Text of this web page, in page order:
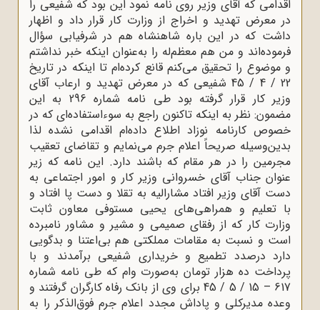
اقدامی که آقای وزیر روی نامه نمود این بود که شفیعی را
در معرض تهدید و اخراج از وزارت کار قرار داد و اظهار
داشت که در این باره شاهنشاه هم در شرفیابی سؤال
فرموده‌اند و من هم معظم‌له را به‌عنوان اینکه خبر نداشتم
و موضوع را تحقیق می‌کنم قانع کرده‌ام تا اینکه در تاریخ
22 / 4 / 45 شفیعی که در معرض تهدید و ارعاب آقای
وزیر کار قرار گرفته بود طی نامه شماره 296 به این
مضمون: نظر به اینکه تاکنون راجع به سوءاستفاده‌ای که در
خصوص کارنامه نوزاد اطلاع داده‌ام اقدامی نشده لذا
بدین‌وسیله صریحاً اعلام جرم می‌نمایم و تقاضای تعقیب
مجرمین را در هر مقام که باشند دارد. این نامه که زیر
عنوان جناب آقای خسروانی وزیر کار و امور اجتماعی به
دست آقای وزیر افتاد مشارالیه به تقلا و دست پا افتاد و
با تعلیم و همراهی‌های یحیی مستوفی معاون ثابت
وزارت کار که از رفقای صمیمی و مشیر و مشاور نامبرده
است و نسبت به مقامات مملکتی هم بی‌اعتنا و بدگویی
دارد درصدد تطمیع و خریداری شفیعی برآمدند و با
پرداخت ده هزار تومان به‌صورت وام که طی نامه شماره
617 – 15 / 5 / 45 برای وی از بانک رفاه کارگران گرفتند و
وعده مدیرکلی و پاداش مجدد اعلام جرم فوق‌الذکر را به